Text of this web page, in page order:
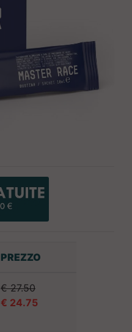
PREZZO
€ 27.50
€ 24.75